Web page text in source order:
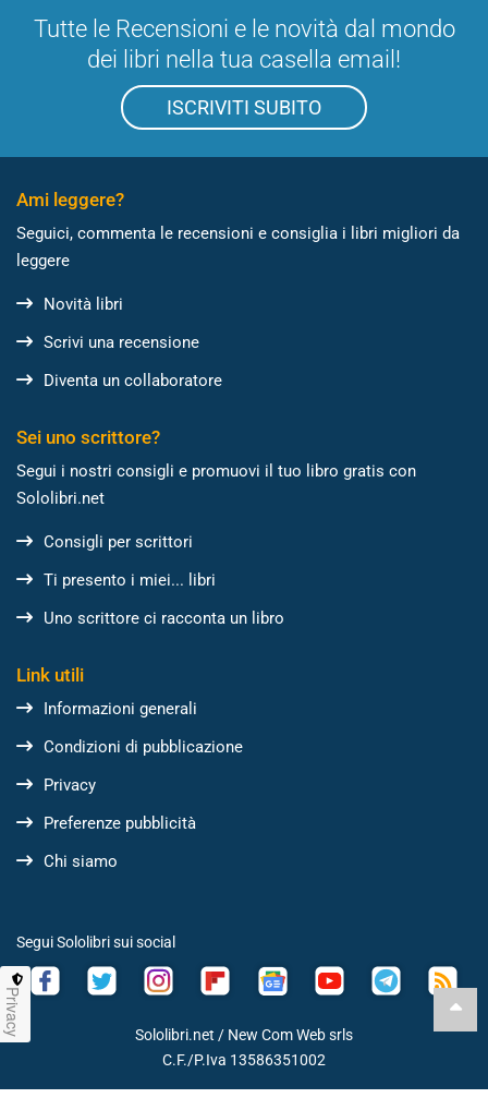
Tutte le Recensioni e le novità dal mondo
dei libri nella tua casella email!
ISCRIVITI SUBITO
Ami leggere?
Seguici, commenta le recensioni e consiglia i libri migliori da
leggere
Novità libri
Scrivi una recensione
Diventa un collaboratore
Sei uno scrittore?
Segui i nostri consigli e promuovi il tuo libro gratis con
Sololibri.net
Consigli per scrittori
Ti presento i miei... libri
Uno scrittore ci racconta un libro
Link utili
Informazioni generali
Condizioni di pubblicazione
Privacy
Preferenze pubblicità
Chi siamo
Segui Sololibri sui social
Sololibri.net / New Com Web srls
C.F./P.Iva 13586351002
Privacy